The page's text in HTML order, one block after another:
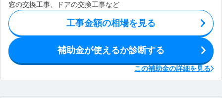
窓の交換工事、ドアの交換工事など
工事金額の相場を見る
補助金が使えるか診断する
この補助金の詳細を見る